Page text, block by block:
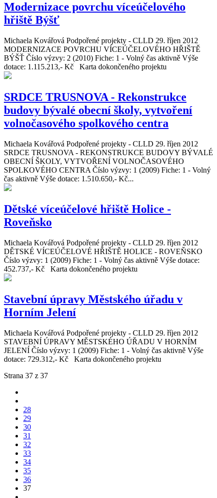
Modernizace povrchu víceúčelového
hřiště Býšť
Michaela Kovářová Podpořené projekty - CLLD 29. říjen 2012
MODERNIZACE POVRCHU VÍCEÚČELOVÉHO HŘIŠTĚ
BÝŠŤ Číslo výzvy: 2 (2010) Fiche: 1 - Volný čas aktivně Výše
dotace: 1.115.213,- Kč Karta dokončeného projektu
SRDCE TRUSNOVA - Rekonstrukce
budovy bývalé obecní školy, vytvoření
volnočasového spolkového centra
Michaela Kovářová Podpořené projekty - CLLD 29. říjen 2012
SRDCE TRUSNOVA - REKONSTRUKCE BUDOVY BÝVALÉ
OBECNÍ ŠKOLY, VYTVOŘENÍ VOLNOČASOVÉHO
SPOLKOVÉHO CENTRA Číslo výzvy: 1 (2009) Fiche: 1 - Volný
čas aktivně Výše dotace: 1.510.650,- Kč...
Dětské víceúčelové hřiště Holice -
Roveňsko
Michaela Kovářová Podpořené projekty - CLLD 29. říjen 2012
DĚTSKÉ VÍCEÚČELOVÉ HŘIŠTĚ HOLICE - ROVEŇSKO
Číslo výzvy: 1 (2009) Fiche: 1 - Volný čas aktivně Výše dotace:
452.737,- Kč Karta dokončeného projektu
Stavební úpravy Městského úřadu v
Horním Jelení
Michaela Kovářová Podpořené projekty - CLLD 29. říjen 2012
STAVEBNÍ ÚPRAVY MĚSTSKÉHO ÚŘADU V HORNÍM
JELENÍ Číslo výzvy: 1 (2009) Fiche: 1 - Volný čas aktivně Výše
dotace: 729.312,- Kč Karta dokončeného projektu
Strana 37 z 37
28
29
30
31
32
33
34
35
36
37